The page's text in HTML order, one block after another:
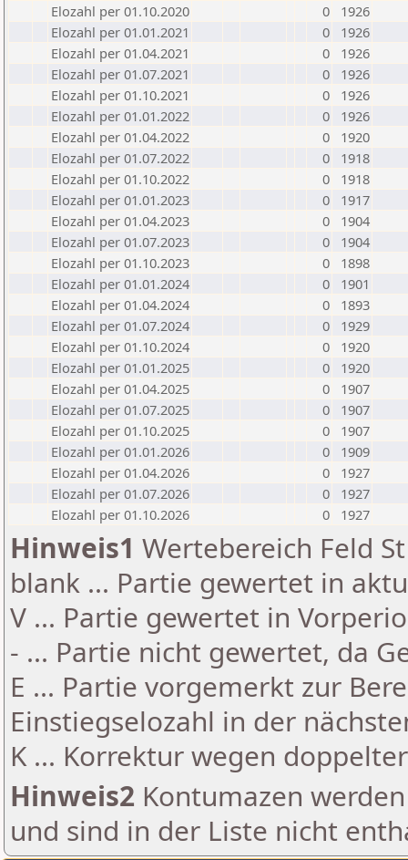
Elozahl per 01.10.2020
0
1926
Elozahl per 01.01.2021
0
1926
Elozahl per 01.04.2021
0
1926
Elozahl per 01.07.2021
0
1926
Elozahl per 01.10.2021
0
1926
Elozahl per 01.01.2022
0
1926
Elozahl per 01.04.2022
0
1920
Elozahl per 01.07.2022
0
1918
Elozahl per 01.10.2022
0
1918
Elozahl per 01.01.2023
0
1917
Elozahl per 01.04.2023
0
1904
Elozahl per 01.07.2023
0
1904
Elozahl per 01.10.2023
0
1898
Elozahl per 01.01.2024
0
1901
Elozahl per 01.04.2024
0
1893
Elozahl per 01.07.2024
0
1929
Elozahl per 01.10.2024
0
1920
Elozahl per 01.01.2025
0
1920
Elozahl per 01.04.2025
0
1907
Elozahl per 01.07.2025
0
1907
Elozahl per 01.10.2025
0
1907
Elozahl per 01.01.2026
0
1909
Elozahl per 01.04.2026
0
1927
Elozahl per 01.07.2026
0
1927
Elozahl per 01.10.2026
0 1927
Hinweis1 Wertebereich Feld
blank ... Partie gewertet in
V ... Partie gewertet in
- ... Partie nicht gewertet, da
E ... Partie vorgemerkt zur
Einstiegselozahl in der
K ... Korrektur wegen
Hinweis2 Kontumazen
und sind in der Liste nicht